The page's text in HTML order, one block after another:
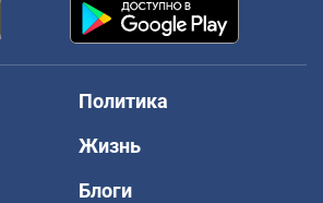
Политика
Жизнь
Блоги